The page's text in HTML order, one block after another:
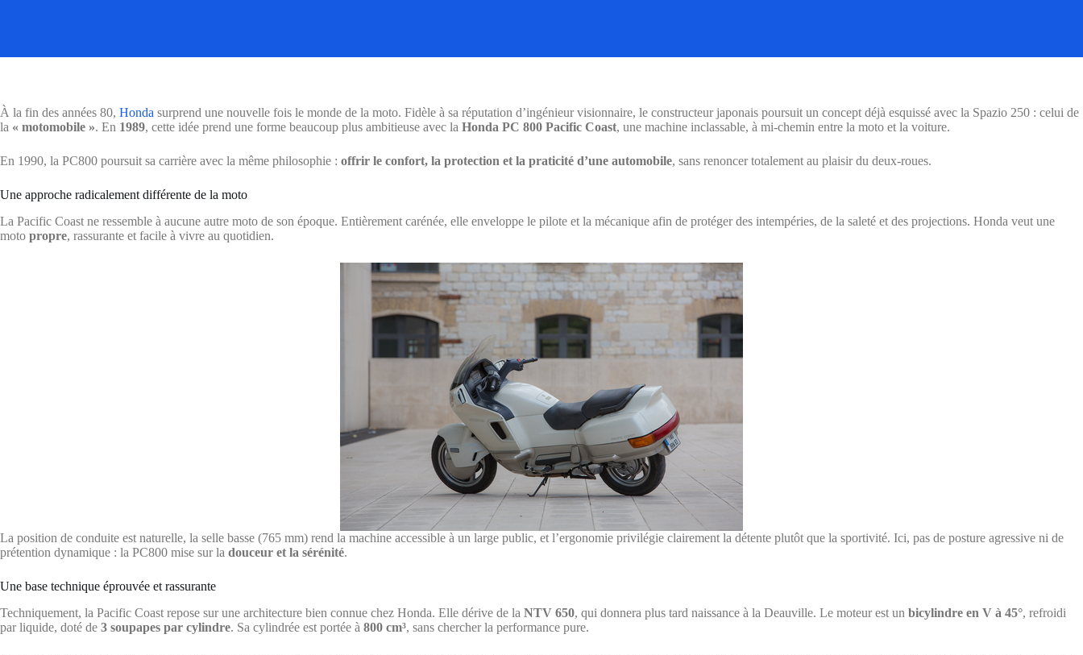
À la fin des années 80, Honda surprend une nouvelle fois le monde de la moto. Fidèle à sa réputation d’ingénieur visionnaire, le constructeur japonais poursuit un concept déjà esquissé avec la Spazio 250 : celui de
la « motomobile ». En 1989, cette idée prend une forme beaucoup plus ambitieuse avec la Honda PC 800 Pacific Coast, une machine inclassable, à mi-chemin entre la moto et la voiture.
En 1990, la PC800 poursuit sa carrière avec la même philosophie : offrir le confort, la protection et la praticité d’une automobile, sans renoncer totalement au plaisir du deux-roues.
Une approche radicalement différente de la moto
La Pacific Coast ne ressemble à aucune autre moto de son époque. Entièrement carénée, elle enveloppe le pilote et la mécanique afin de protéger des intempéries, de la saleté et des projections. Honda veut une
moto propre, rassurante et facile à vivre au quotidien.
La position de conduite est naturelle, la selle basse (765 mm) rend la machine accessible à un large public, et l’ergonomie privilégie clairement la détente plutôt que la sportivité. Ici, pas de posture agressive ni de
prétention dynamique : la PC800 mise sur la douceur et la sérénité.
Une base technique éprouvée et rassurante
Techniquement, la Pacific Coast repose sur une architecture bien connue chez Honda. Elle dérive de la NTV 650, qui donnera plus tard naissance à la Deauville. Le moteur est un bicylindre en V à 45°, refroidi
par liquide, doté de 3 soupapes par cylindre. Sa cylindrée est portée à 800 cm³, sans chercher la performance pure.